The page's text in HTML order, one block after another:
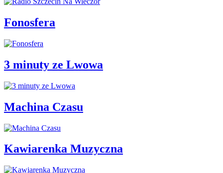
Fonosfera
3 minuty ze Lwowa
Machina Czasu
Kawiarenka Muzyczna